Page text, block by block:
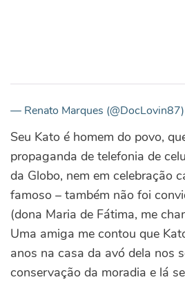
— Renato Marques (@DocLovin87)
Seu Kato é homem do povo,
propaganda de telefonia de
da Globo, nem em celebração
famoso – também não foi
(dona Maria de Fátima, me
Uma amiga me contou que
anos na casa da avó dela nos
conservação da moradia e lá